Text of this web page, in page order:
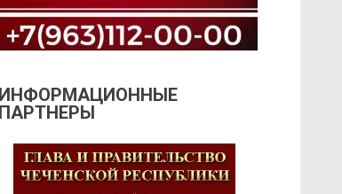
ИНФОРМАЦИОННЫЕ
ПАРТНЕРЫ